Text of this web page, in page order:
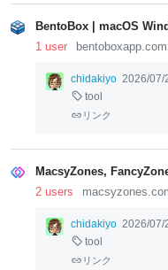
BentoBox | macOS
1 user
bentoboxapp.com
chidakiyo 2026/07/
tool
リンク
MacsyZones,
2 users
chidakiyo 2026/07/
tool
リンク